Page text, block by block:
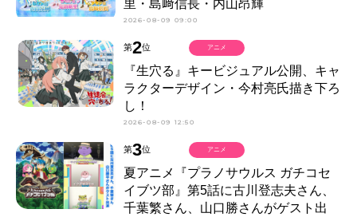
里・島﨑信長・内山昂輝
2026-08-09 09:00
第2位
『生穴る』キービジュアル公開、キャ
ラクターデザイン・今村亮氏描き下ろ
し！
2026-08-09 12:50
アニメ
第3位
夏アニメ『プラノサウルス ガチコセ
イブツ部』第5話に古川登志夫さん、
千葉繁さん、山口勝さんがゲスト出
アニメ